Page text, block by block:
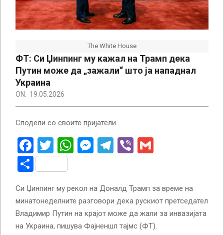
The White House
ФТ: Си Џинпинг му кажал на Трамп дека
Путин може да „зажали“ што ја нападнал
Украина
ON: 19.05.2026
Сподели со своите пријатели
Facebook
Twitter
WhatsApp
Messenger
Telegram
Viber
Share
Си Џинпинг му рекол на Доналд Трамп за време на
минатонеделните разговори дека рускиот претседател
Владимир Путин на крајот може да жали за инвазијата
на Украина, пишува Фајненшл тајмс (ФТ).